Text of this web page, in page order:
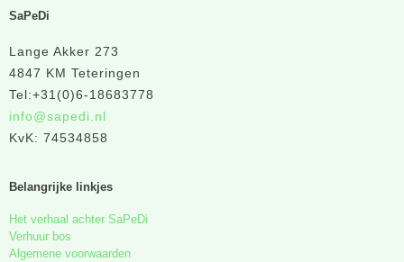
SaPeDi
Lange Akker 273
4847 KM Teteringen
Tel:+31(0)6-18683778
info@sapedi.nl
KvK: 74534858
Belangrijke linkjes
Het verhaal achter SaPeDi
Verhuur bos
Algemene voorwaarden